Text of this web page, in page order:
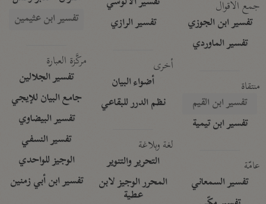
جمع الأقوال
تفسير ابن الجوزي
تفسير الماوردي
منتقاة
تفسير ابن القيم
تفسير ابن تيمية
عامّة
تفسير السمعاني
تفسير الرازي
أخرى
أضواء البيان
نظم الدرر للبقاعي
لغة وبلاغة
التحرير والتنوير
المحرر الوجيز لابن
عطية
تفسير ابن عثيمين
مركَّزة العبارة
تفسير الجلالين
جامع البيان للإيجي
تفسير البيضاوي
تفسير النسفي
الوجيز للواحدي
تفسير ابن أبي زمنين